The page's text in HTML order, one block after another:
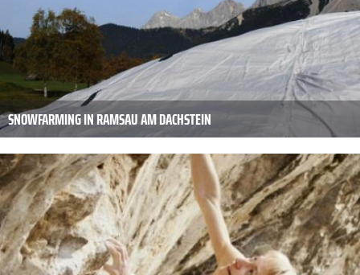
SNOWFARMING IN RAMSAU AM DACHSTEIN